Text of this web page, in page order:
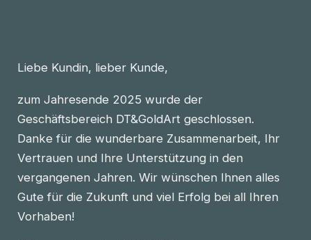
Liebe Kundin, lieber Kunde,
zum Jahresende 2025 wurde der
Geschäftsbereich DT&GoldArt geschlossen.
Danke für die wunderbare Zusammenarbeit, Ihr
Vertrauen und Ihre Unterstützung in den
vergangenen Jahren. Wir wünschen Ihnen alles
Gute für die Zukunft und viel Erfolg bei all Ihren
Vorhaben!